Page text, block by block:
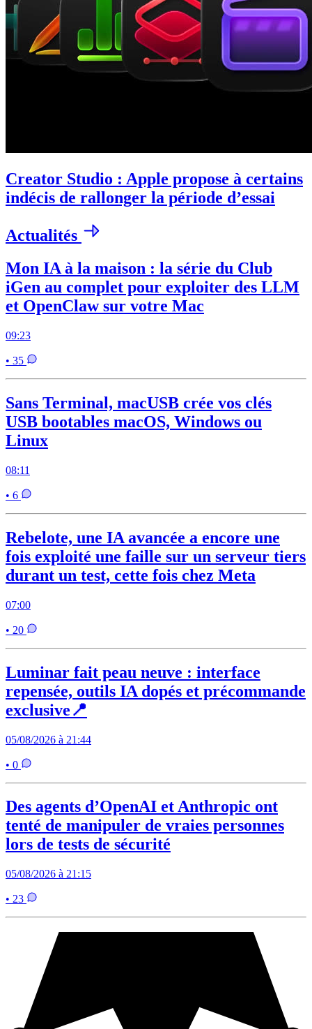
Creator Studio : Apple propose à certains
indécis de rallonger la période d’essai
Actualités
Mon IA à la maison : la série du Club
iGen au complet pour exploiter des LLM
et OpenClaw sur votre Mac
09:23
• 35
Sans Terminal, macUSB crée vos clés
USB bootables macOS, Windows ou
Linux
08:11
• 6
Rebelote, une IA avancée a encore une
fois exploité une faille sur un serveur tiers
durant un test, cette fois chez Meta
07:00
• 20
Luminar fait peau neuve : interface
repensée, outils IA dopés et précommande
exclusive📍
05/08/2026 à 21:44
• 0
Des agents d’OpenAI et Anthropic ont
tenté de manipuler de vraies personnes
lors de tests de sécurité
05/08/2026 à 21:15
• 23